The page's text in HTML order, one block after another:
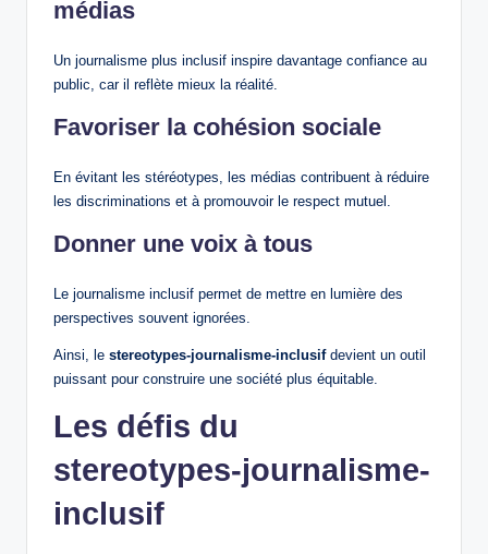
médias
Un journalisme plus inclusif inspire davantage confiance au
public, car il reflète mieux la réalité.
Favoriser la cohésion sociale
En évitant les stéréotypes, les médias contribuent à réduire
les discriminations et à promouvoir le respect mutuel.
Donner une voix à tous
Le journalisme inclusif permet de mettre en lumière des
perspectives souvent ignorées.
Ainsi, le stereotypes-journalisme-inclusifdevient un outil
puissant pour construire une société plus équitable.
Les défis du
stereotypes-journalisme-
inclusif